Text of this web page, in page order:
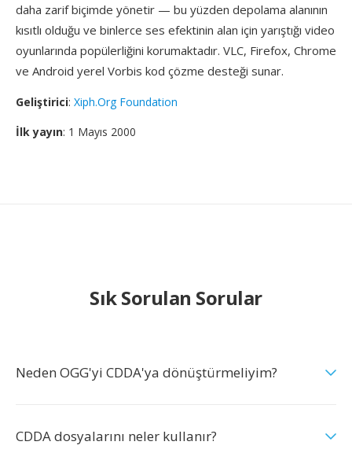
daha zarif biçimde yönetir — bu yüzden depolama alanının
kısıtlı olduğu ve binlerce ses efektinin alan için yarıştığı video
oyunlarında popülerliğini korumaktadır. VLC, Firefox, Chrome
ve Android yerel Vorbis kod çözme desteği sunar.
Geliştirici: Xiph.Org Foundation
İlk yayın: 1 Mayıs 2000
Sık Sorulan Sorular
Neden OGG'yi CDDA'ya dönüştürmeliyim?
CDDA dosyalarını neler kullanır?